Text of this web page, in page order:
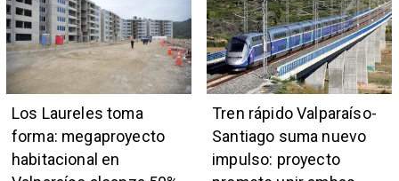
Los Laureles toma
forma: megaproyecto
habitacional en
Tren rápido Valparaíso-
Santiago suma nuevo
impulso: proyecto